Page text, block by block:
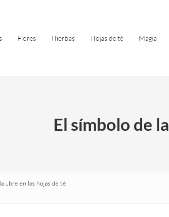
Flores Hierbas Hojas de té Magia
El símbolo de
ubre en las hojas de té